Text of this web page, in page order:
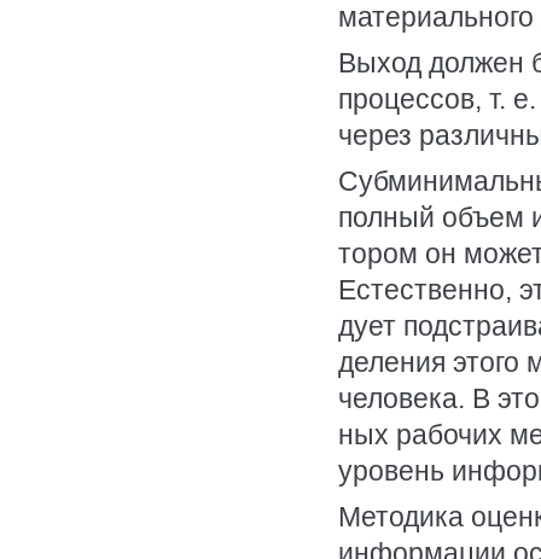
материального
Выход должен
процессов, т.
через
полный объем
тором он
Естественно,
дует
деления этого
человека. В
ных рабочих
уровень
Методика